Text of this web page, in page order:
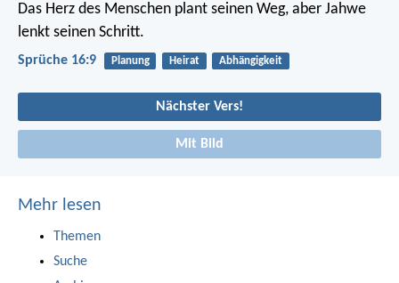
Das Herz des Menschen plant seinen Weg, aber Jahwe
lenkt seinen Schritt.
Sprüche 16:9 Planung Heirat Abhängigkeit
Nächster Vers!
Mit Bild
Mehr lesen
Themen
Suche